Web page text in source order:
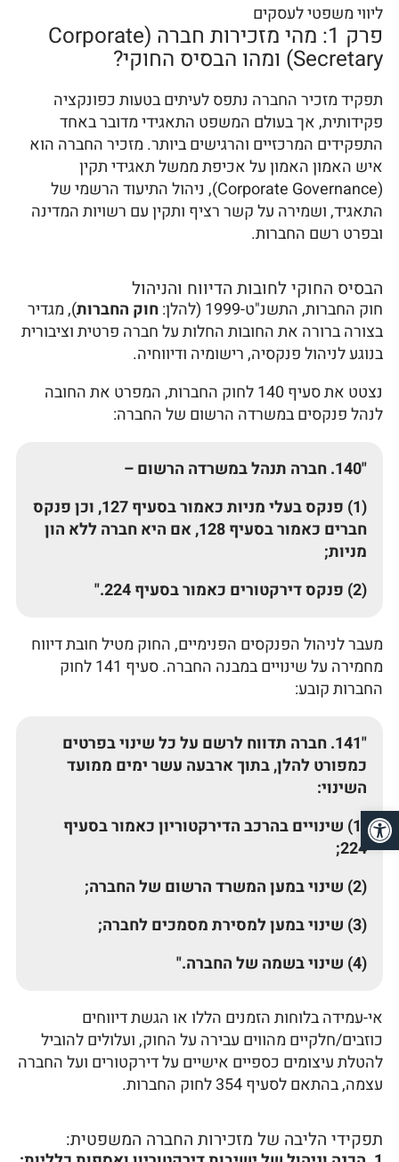
ליווי משפטי לעסקים
פרק 1: מהי מזכירות חברה (Corporate
Secretary) ומהו הבסיס החוקי?
תפקיד מזכיר החברה נתפס לעיתים בטעות כפונקציה
פקידותית, אך בעולם המשפט התאגידי מדובר באחד
התפקידים המרכזיים והרגישים ביותר. מזכיר החברה הוא
איש האמון האמון על אכיפת ממשל תאגידי תקין
(Corporate Governance), ניהול התיעוד הרשמי של
התאגיד, ושמירה על קשר רציף ותקין עם רשויות המדינה
ובפרט רשם החברות.
הבסיס החוקי לחובות הדיווח והניהול
חוק החברות, התשנ"ט-1999 (להלן: חוק החברות), מגדיר
בצורה ברורה את החובות החלות על חברה פרטית וציבורית
בנוגע לניהול פנקסיה, רישומיה ודיווחיה.
נצטט את סעיף 140 לחוק החברות, המפרט את החובה
לנהל פנקסים במשרדה הרשום של החברה:
"140. חברה תנהל במשרדה הרשום –
(1) פנקס בעלי מניות כאמור בסעיף 127, וכן פנקס
חברים כאמור בסעיף 128, אם היא חברה ללא הון
מניות;
(2) פנקס דירקטורים כאמור בסעיף 224."
מעבר לניהול הפנקסים הפנימיים, החוק מטיל חובת דיווח
מחמירה על שינויים במבנה החברה. סעיף 141 לחוק
החברות קובע:
"141. חברה תדווח לרשם על כל שינוי בפרטים
כמפורט להלן, בתוך ארבעה עשר ימים ממועד
השינוי:
(1) שינויים בהרכב הדירקטוריון כאמור בסעיף
224;
(2) שינוי במען המשרד הרשום של החברה;
(3) שינוי במען למסירת מסמכים לחברה;
(4) שינוי בשמה של החברה."
אי-עמידה בלוחות הזמנים הללו או הגשת דיווחים
כוזבים/חלקיים מהווים עבירה על החוק, ועלולים להוביל
להטלת עיצומים כספיים אישיים על דירקטורים ועל החברה
עצמה, בהתאם לסעיף 354 לחוק החברות.
תפקידי הליבה של מזכירות החברה המשפטית:
פתח סרגל נגישות